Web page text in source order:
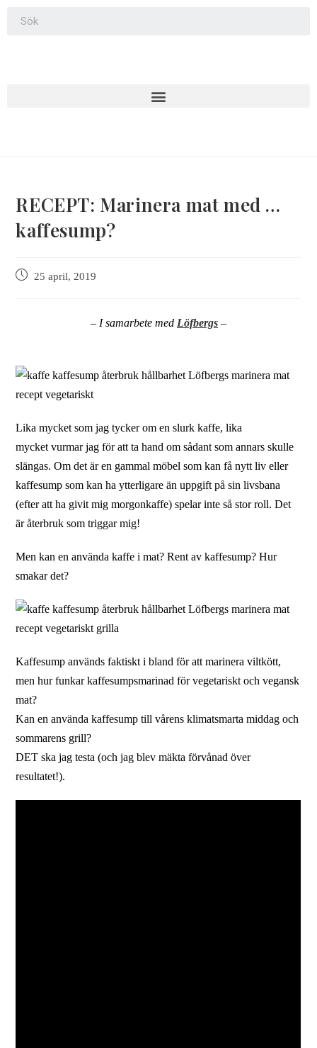
RECEPT: Marinera mat med …
kaffesump?
25 april, 2019
– I samarbete med Löfbergs –
Lika mycket som jag tycker om en slurk kaffe, lika
mycket vurmar jag för att ta hand om sådant som annars skulle
slängas. Om det är en gammal möbel som kan få nytt liv eller
kaffesump som kan ha ytterligare än uppgift på sin livsbana
(efter att ha givit mig morgonkaffe) spelar inte så stor roll. Det
är återbruk som triggar mig!
Men kan en använda kaffe i mat? Rent av kaffesump? Hur
smakar det?
Kaffesump används faktiskt i bland för att marinera viltkött,
men hur funkar kaffesumpsmarinad för vegetariskt och vegansk
mat?
Kan en använda kaffesump till vårens klimatsmarta middag och
sommarens grill?
DET ska jag testa (och jag blev mäkta förvånad över
resultatet!).